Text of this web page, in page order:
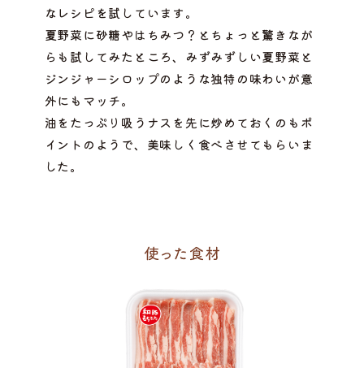
なレシピを試しています。
夏野菜に砂糖やはちみつ？とちょっと驚きなが
らも試してみたところ、みずみずしい夏野菜と
ジンジャーシロップのような独特の味わいが意
外にもマッチ。
油をたっぷり吸うナスを先に炒めておくのもポ
イントのようで、美味しく食べさせてもらいま
した。